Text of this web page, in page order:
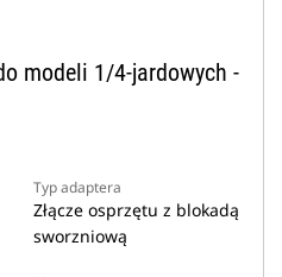
modeli 1/4-jardowych -
Typ adaptera
Złącze osprzętu z blokadą
sworzniową